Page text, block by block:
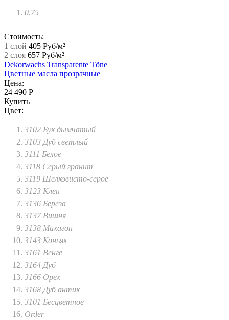
0.75
Стоимость:
1 слой 405 Руб/м²
2 слоя 657 Руб/м²
Dekorwachs Transparente Töne
Цветные масла прозрачные
Цена:
24 490 Р
Купить
Цвет:
3102 Бук дымчатый
3103 Дуб светлый
3111 Белое
3118 Серый гранит
3119 Шелковисто-серое
3123 Клен
3136 Береза
3137 Вишня
3138 Махагон
3143 Коньяк
3161 Венге
3164 Дуб
3166 Орех
3168 Дуб антик
3101 Бесцветное
Order